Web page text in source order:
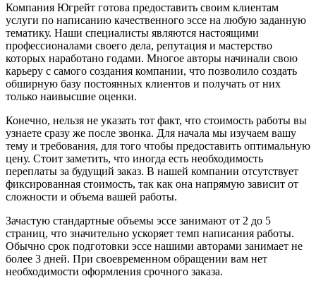
Компания Югрейт готова предоставить своим клиентам
услуги по написанию качественного эссе на любую заданную
тематику. Наши специалисты являются настоящими
профессионалами своего дела, репутация и мастерство
которых наработано годами. Многое авторы начинали свою
карьеру с самого создания компании, что позволило создать
обширную базу постоянных клиентов и получать от них
только наивысшие оценки.
Конечно, нельзя не указать тот факт, что стоимость работы вы
узнаете сразу же после звонка. Для начала мы изучаем вашу
тему и требования, для того чтобы предоставить оптимальную
цену. Стоит заметить, что иногда есть необходимость
переплаты за будущий заказ. В нашей компании отсутствует
фиксированная стоимость, так как она напрямую зависит от
сложности и объема вашей работы.
Зачастую стандартные объемы эссе занимают от 2 до 5
страниц, что значительно ускоряет темп написания работы.
Обычно срок подготовки эссе нашими авторами занимает не
более 3 дней. При своевременном обращении вам нет
необходимости оформления срочного заказа.